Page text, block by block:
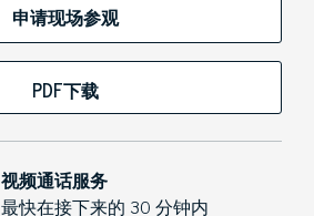
申请现场参观
PDF下载
视频通话服务
最快在接下来的 30 分钟内